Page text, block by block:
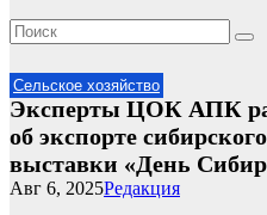
Сельское хозяйство
Эксперты ЦОК АПК
об экспорте
выставки «День
Редакция
Авг 6, 2025